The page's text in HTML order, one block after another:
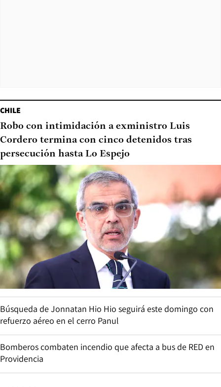
CHILE
Robo con intimidación a exministro Luis
Cordero termina con cinco detenidos tras
persecución hasta Lo Espejo
Búsqueda de Jonnatan Hio Hio seguirá este domingo con
refuerzo aéreo en el cerro Panul
Bomberos combaten incendio que afecta a bus de RED en
Providencia